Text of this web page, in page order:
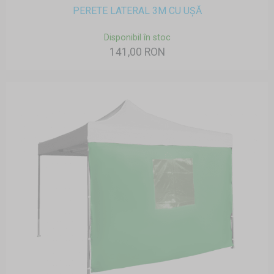
PERETE LATERAL 3M CU UȘĂ
Disponibil în stoc
141,00 RON